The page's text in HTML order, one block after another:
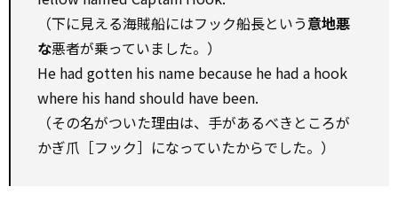
（下に見える海賊船にはフック船長という意地悪
な悪者が乗っていました。）
He had gotten his name because he had a hook
where his hand should have been.
（その名がついた理由は、手があるべきところが
かぎ爪［フック］になっていたからでした。）